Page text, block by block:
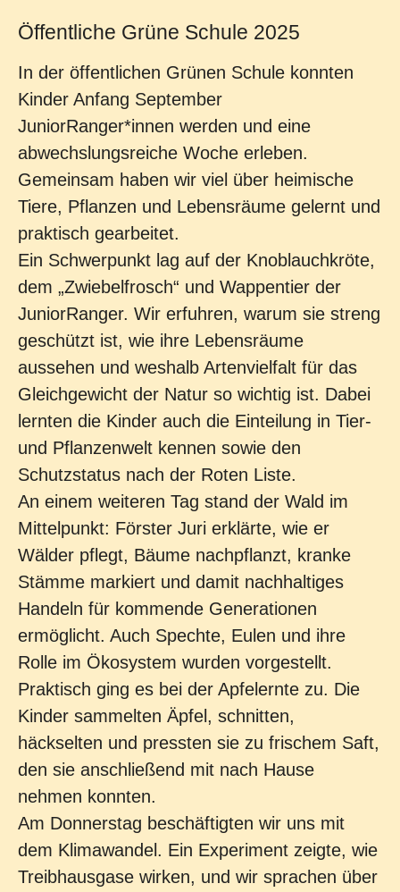
Öffentliche Grüne Schule 2025
In der öffentlichen Grünen Schule konnten
Kinder Anfang September
JuniorRanger*innen werden und eine
abwechslungsreiche Woche erleben.
Gemeinsam haben wir viel über heimische
Tiere, Pflanzen und Lebensräume gelernt und
praktisch gearbeitet.
Ein Schwerpunkt lag auf der Knoblauchkröte,
dem „Zwiebelfrosch“ und Wappentier der
JuniorRanger. Wir erfuhren, warum sie streng
geschützt ist, wie ihre Lebensräume
aussehen und weshalb Artenvielfalt für das
Gleichgewicht der Natur so wichtig ist. Dabei
lernten die Kinder auch die Einteilung in Tier-
und Pflanzenwelt kennen sowie den
Schutzstatus nach der Roten Liste.
An einem weiteren Tag stand der Wald im
Mittelpunkt: Förster Juri erklärte, wie er
Wälder pflegt, Bäume nachpflanzt, kranke
Stämme markiert und damit nachhaltiges
Handeln für kommende Generationen
ermöglicht. Auch Spechte, Eulen und ihre
Rolle im Ökosystem wurden vorgestellt.
Praktisch ging es bei der Apfelernte zu. Die
Kinder sammelten Äpfel, schnitten,
häckselten und pressten sie zu frischem Saft,
den sie anschließend mit nach Hause
nehmen konnten.
Am Donnerstag beschäftigten wir uns mit
dem Klimawandel. Ein Experiment zeigte, wie
Treibhausgase wirken, und wir sprachen über